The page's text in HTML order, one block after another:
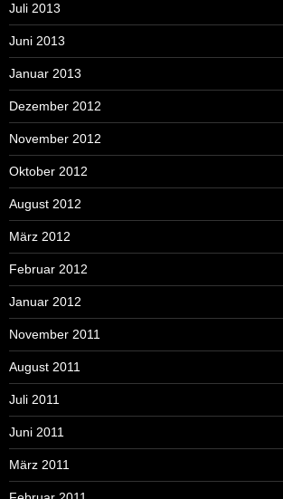
Juli 2013
Juni 2013
Januar 2013
Dezember 2012
November 2012
Oktober 2012
August 2012
März 2012
Februar 2012
Januar 2012
November 2011
August 2011
Juli 2011
Juni 2011
März 2011